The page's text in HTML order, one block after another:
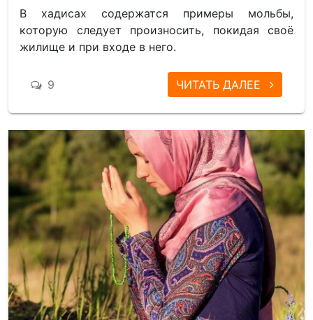
В хадисах содержатся примеры мольбы,
которую следует произносить, покидая своё
жилище и при входе в него.
9 ЧИТАТЬ ДАЛЕЕ